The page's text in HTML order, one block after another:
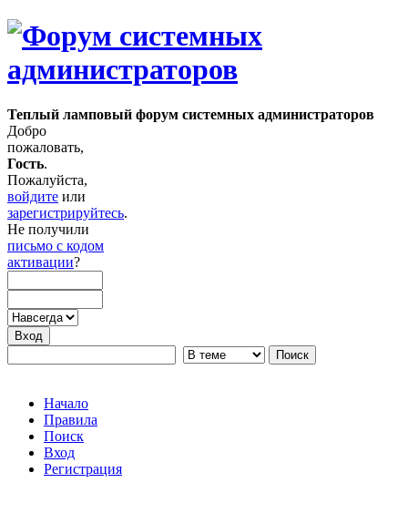
Теплый ламповый форум системных администраторов
Добро
пожаловать,
Гость.
Пожалуйста,
войдите или
зарегистрируйтесь.
Не получили
письмо с кодом
активации?
Начало
Правила
Поиск
Вход
Регистрация